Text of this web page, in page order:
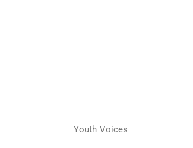
Youth Voices